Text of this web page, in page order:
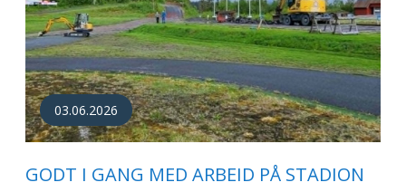
03.06.2026
GODT I GANG MED ARBEID PÅ STADION